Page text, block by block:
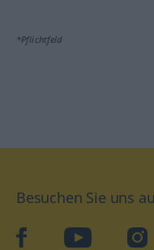
*Pflichtfeld
Besuchen Sie uns
facebookYouTube